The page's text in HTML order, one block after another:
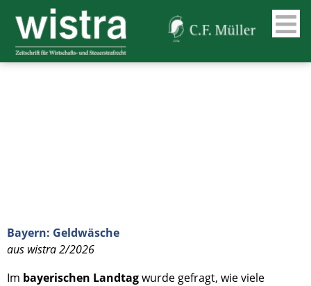
Bayern: Geldwäsche
aus wistra 2/2026
Im bayerischen Landtagwurde gefragt, wie viele